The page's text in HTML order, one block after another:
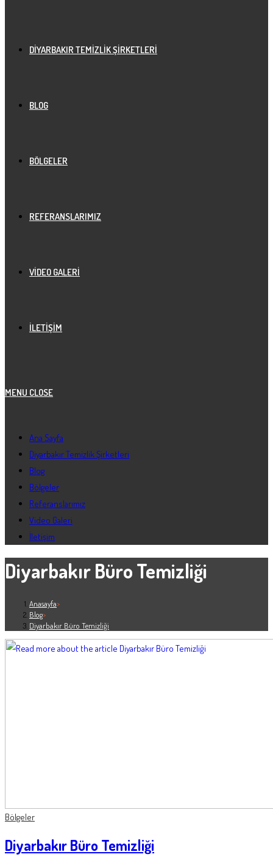
DIYARBAKIR TEMIZLIK ŞIRKETLERI
BLOG
BÖLGELER
REFERANSLARIMIZ
VIDEO GALERI
İLETIŞIM
MENU CLOSE
Ana Sayfa
Diyarbakır Temizlik Şirketleri
Blog
Bölgeler
Referanslarımız
Video Galeri
İletişim
Diyarbakır Büro Temizliği
Anasayfa>
Blog>
Diyarbakır Büro Temizliği
Bölgeler
Diyarbakır Büro Temizliği